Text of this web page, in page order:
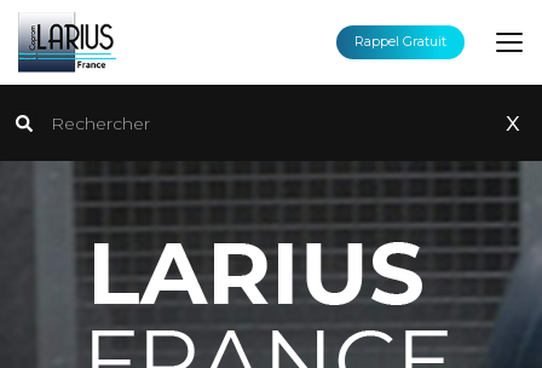
Aller
au
contenu
principal
Rechercher
x
Rappel Gratuit